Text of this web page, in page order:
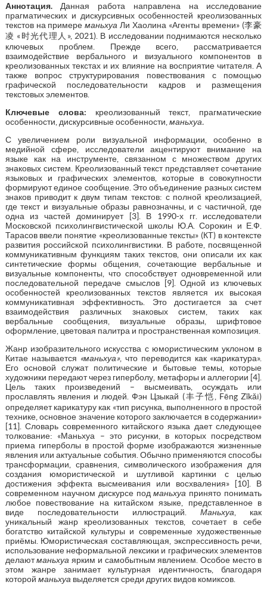
Аннотация. Данная работа направлена на исследование
прагматических и дискурсивных особенностей креолизованных
текстов на примереманьхуа Ли Хаолина «Агенты времени» (李豪
凌 «时光代理人», 2021). В исследовании поднимаются несколько
ключевых проблем. Прежде всего, рассматривается
взаимодействие вербального и визуального компонентов в
креолизованных текстах и их влияние на восприятие читателя. А
также вопрос структурирования повествования с помощью
графической последовательности кадров и размещения
текстовых элементов.
Ключевые слова: креолизованный текст, прагматические
особенности, дискурсивные особенности, маньхуа.
С увеличением роли визуальной информации, особенно в
медийной сфере, исследователи акцентируют внимание на
языке как на инструменте, связанном с множеством других
знаковых систем. Креолизованный текст представляет сочетание
языковых и графических элементов, которые в совокупности
формируют единое сообщение. Это объединение разных систем
знаков приводит к двум типам текстов: с полной креолизацией,
где текст и визуальные образы равнозначны, и с частичной, где
одна из частей доминирует [3]. В 1990-х гг. исследователи
Московской психолингвистической школы Ю.А. Сорокин и Е.Ф.
Тарасов ввели понятие «креолизованные тексты» (КТ) в контексте
развития российской психолингвистики. В работе, посвященной
коммуникативным функциям таких текстов, они описали их как
синтетические формы общения, сочетающие вербальные и
визуальные компоненты, что способствует одновременной или
последовательной передаче смыслов [9]. Одной из ключевых
особенностей креолизованных текстов является их высокая
коммуникативная эффективность. Это достигается за счет
взаимодействия различных знаковых систем, таких как
вербальные сообщения, визуальные образы, шрифтовое
оформление, цветовая палитра и пространственная композиция.
Жанр изобразительного искусства с юмористическим уклоном в
Китае называется «маньхуа», что переводится как «карикатура».
Его основой служат политические и бытовые темы, которые
художники передают через гиперболу, метафоры и аллегории [4].
Цель таких произведений – высмеивать, осуждать или
прославлять явления и людей. Фэн Цзыкай (丰子恺, Fēng Zǐkǎi)
определяет карикатуру как «тип рисунка, выполненного в простой
технике, основное значение которого заключается в содержании»
[11]. Словарь современного китайского языка дает следующее
толкование: «Маньхуа – это рисунки, в которых посредством
приема гиперболы в простой форме изображаются жизненные
явления или актуальные события. Обычно применяются способы
трансформации, сравнения, символического изображения для
создания юмористической и шутливой картинки с целью
достижения эффекта высмеивания или восхваления» [10]. В
современном научном дискурсе подманьхуа принято понимать
любое повествование на китайском языке, представленное в
виде последовательности иллюстраций.Маньхуа , как
уникальный жанр креолизованных текстов, сочетает в себе
богатство китайской культуры и современные художественные
приёмы. Юмористическая составляющая, экспрессивность речи,
использование неформальной лексики и графических элементов
делаютманьхуа ярким и самобытным явлением. Особое место в
этом жанре занимает культурная идентичность, благодаря
которой маньхуа выделяется среди других видов комиксов.